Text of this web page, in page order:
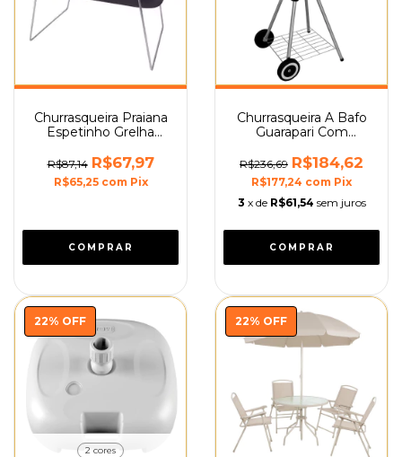
Churrasqueira Praiana
Espetinho Grelha
R$87,14 R$67,97
R$65,25 com Pix
Churrasqueira A Bafo
Guarapari Com
R$236,69 R$184,62
R$177,24 com Pix
3 x de R$61,54 sem juros
22% OFF
2 cores
22% OFF